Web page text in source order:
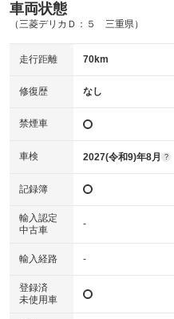
拡大
※購入時は必ず現車をご確認下さい。
詳細は各販売店へお問い合わせ下さい。
車両状態
（三菱デリカＤ：５ 三重県）
走行距離 70km
修復歴 なし
禁煙車
車検 2027(令和9)年8月 ?
記録簿
輸入認定
中古車
-
輸入経路 -
登録済
未使用車